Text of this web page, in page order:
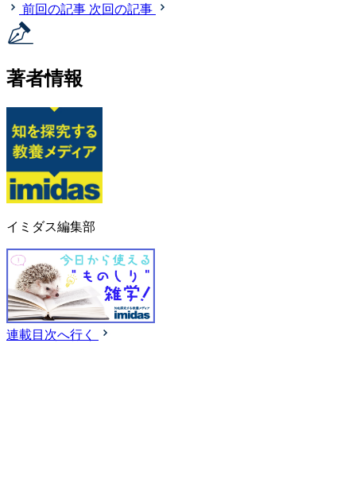
前回の記事 次回の記事
著者情報
イミダス編集部
連載目次へ行く